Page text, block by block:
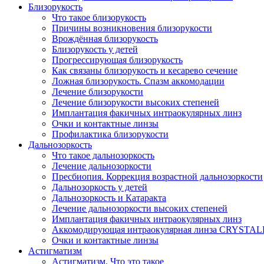
Близорукость
Что такое близорукость
Причины возникновения близорукости
Врождённая близорукость
Близорукость у детей
Прогрессирующая близорукость
Как связаны близорукость и кесарево сечение
Ложная близорукость. Спазм аккомодации
Лечение близорукости
Лечение близорукости высоких степеней
Имплантация факичных интраокулярных линз
Очки и контактные линзы
Профилактика близорукости
Дальнозоркость
Что такое дальнозоркость
Лечение дальнозоркости
Пресбиопия. Коррекция возрастной дальнозоркости
Дальнозоркость у детей
Дальнозоркость и Катаракта
Лечение дальнозоркости высоких степеней
Имплантация факичных интраокулярных линз
Аккомодирующая интраокулярная линза
Очки и контактные линзы
Астигматизм
Астигматизм. Что это такое